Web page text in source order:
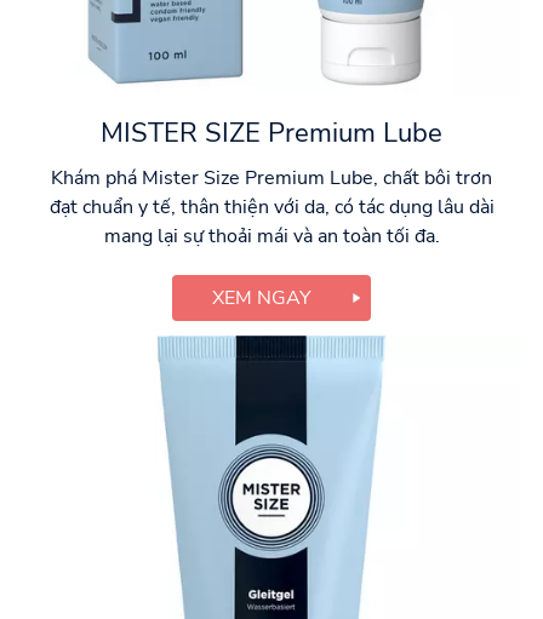
MISTER SIZE Premium Lube
Khám phá Mister Size Premium Lube, chất bôi trơn
đạt chuẩn y tế, thân thiện với da, có tác dụng lâu dài
mang lại sự thoải mái và an toàn tối đa.
XEM NGAY